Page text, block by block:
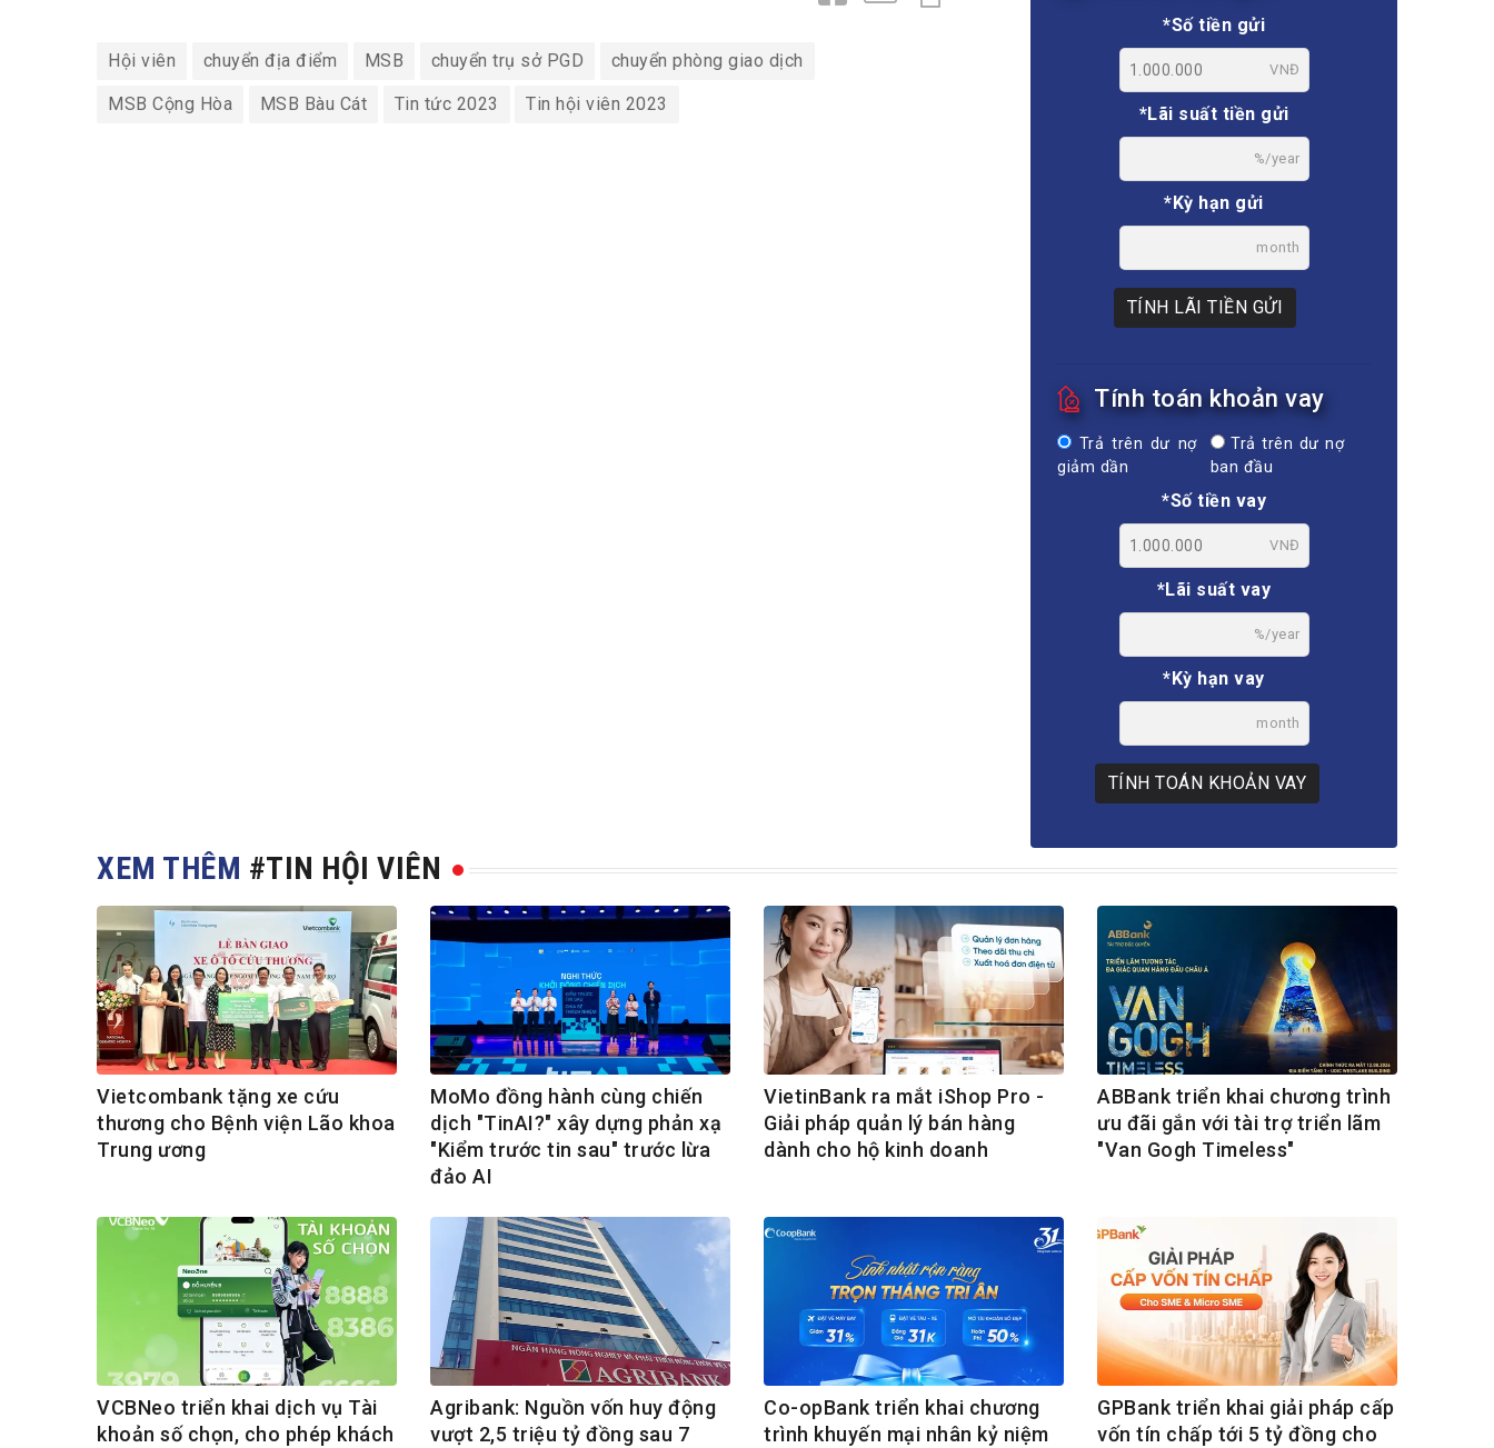
Hội viên chuyển địa điểm MSB chuyển trụ sở PGD chuyển phòng giao dịch
MSB Cộng Hòa MSB Bàu Cát Tin tức 2023 Tin hội viên 2023
*Số tiền gửi
VNĐ
*Lãi suất tiền gửi
%/year
*Kỳ hạn gửi
month
TÍNH LÃI TIỀN GỬI
Tính toán khoản vay
Trả trên dư nợ
giảm dần
Trả trên dư nợ
ban đầu
*Số tiền vay
VNĐ
*Lãi suất vay
%/year
*Kỳ hạn vay
month
TÍNH TOÁN KHOẢN VAY
XEM THÊM #TIN HỘI VIÊN
Vietcombank tặng xe cứu
thương cho Bệnh viện Lão khoa
Trung ương
MoMo đồng hành cùng chiến
dịch "TinAI?" xây dựng phản xạ
"Kiểm trước tin sau" trước lừa
đảo AI
VietinBank ra mắt iShop Pro -
Giải pháp quản lý bán hàng
dành cho hộ kinh doanh
ABBank triển khai chương trình
ưu đãi gắn với tài trợ triển lãm
"Van Gogh Timeless"
VCBNeo triển khai dịch vụ Tài
khoản số chọn, cho phép khách
Agribank: Nguồn vốn huy động
vượt 2,5 triệu tỷ đồng sau 7
Co-opBank triển khai chương
trình khuyến mại nhân kỷ niệm
GPBank triển khai giải pháp cấp
vốn tín chấp tới 5 tỷ đồng cho